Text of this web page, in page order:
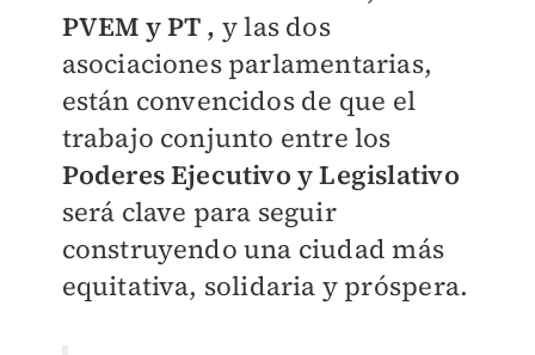
PVEM y PT , y las dos
asociaciones parlamentarias,
están convencidos de que el
trabajo conjunto entre los
Poderes Ejecutivo y Legislativo
será clave para seguir
construyendo una ciudad más
equitativa, solidaria y próspera.